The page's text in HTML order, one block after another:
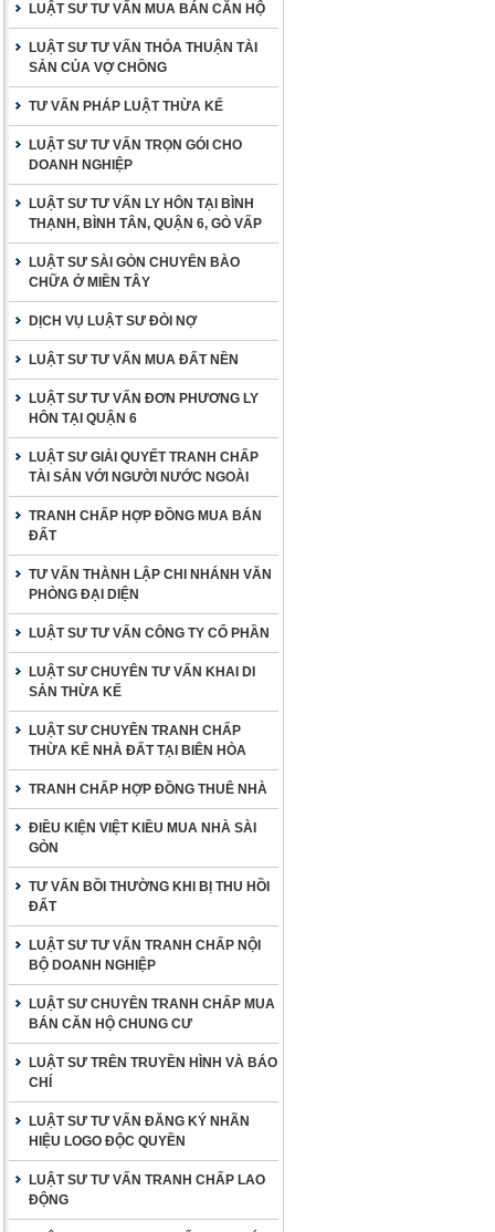
LUẬT SƯ TƯ VẤN MUA BÁN CĂN HỘ
LUẬT SƯ TƯ VẤN THỎA THUẬN TÀI
SẢN CỦA VỢ CHỒNG
TƯ VẤN PHÁP LUẬT THỪA KẾ
LUẬT SƯ TƯ VẤN TRỌN GÓI CHO
DOANH NGHIỆP
LUẬT SƯ TƯ VẤN LY HÔN TẠI BÌNH
THẠNH, BÌNH TÂN, QUẬN 6, GÒ VẤP
LUẬT SƯ SÀI GÒN CHUYÊN BÀO
CHỮA Ở MIỀN TÂY
DỊCH VỤ LUẬT SƯ ĐÒI NỢ
LUẬT SƯ TƯ VẤN MUA ĐẤT NỀN
LUẬT SƯ TƯ VẤN ĐƠN PHƯƠNG LY
HÔN TẠI QUẬN 6
LUẬT SƯ GIẢI QUYẾT TRANH CHẤP
TÀI SẢN VỚI NGƯỜI NƯỚC NGOÀI
TRANH CHẤP HỢP ĐỒNG MUA BÁN
ĐẤT
TƯ VẤN THÀNH LẬP CHI NHÁNH VĂN
PHÒNG ĐẠI DIỆN
LUẬT SƯ TƯ VẤN CÔNG TY CỔ PHẦN
LUẬT SƯ CHUYÊN TƯ VẤN KHAI DI
SẢN THỪA KẾ
LUẬT SƯ CHUYÊN TRANH CHẤP
THỪA KẾ NHÀ ĐẤT TẠI BIÊN HÒA
TRANH CHẤP HỢP ĐỒNG THUÊ NHÀ
ĐIỀU KIỆN VIỆT KIỀU MUA NHÀ SÀI
GÒN
TƯ VẤN BỒI THƯỜNG KHI BỊ THU HỒI
ĐẤT
LUẬT SƯ TƯ VẤN TRANH CHẤP NỘI
BỘ DOANH NGHIỆP
LUẬT SƯ CHUYÊN TRANH CHẤP MUA
BÁN CĂN HỘ CHUNG CƯ
LUẬT SƯ TRÊN TRUYỀN HÌNH VÀ BÁO
CHÍ
LUẬT SƯ TƯ VẤN ĐĂNG KÝ NHÃN
HIỆU LOGO ĐỘC QUYỀN
LUẬT SƯ TƯ VẤN TRANH CHẤP LAO
ĐỘNG